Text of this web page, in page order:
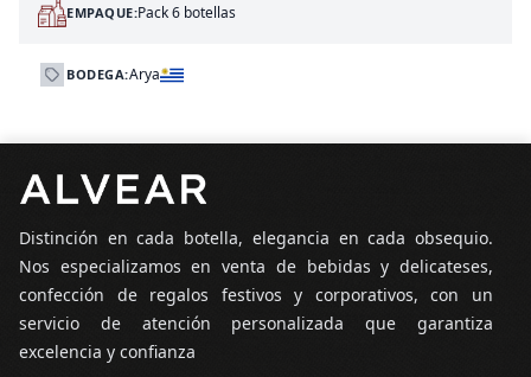
EMPAQUE:Pack 6 botellas
BODEGA:Arya
Distinción en cada botella, elegancia en cada obsequio.
Nos especializamos en venta de bebidas y delicateses,
confección de regalos festivos y corporativos, con un
servicio de atención personalizada que garantiza
excelencia y confianza